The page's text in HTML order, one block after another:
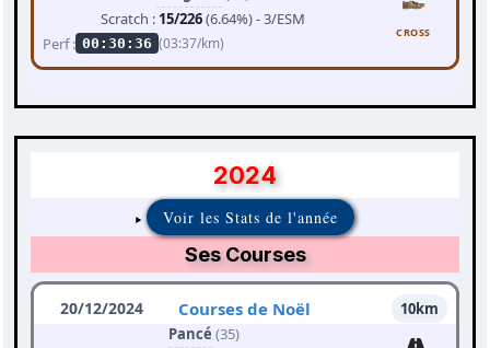
Scratch : 15/226(6.64%) - 3/ESM
Perf : 00:30:36 (03:37/km)
CROSS
2024
Voir les Stats de l'année
Ses Courses
20/12/2024 Courses de Noël
10km
Pancé (35)